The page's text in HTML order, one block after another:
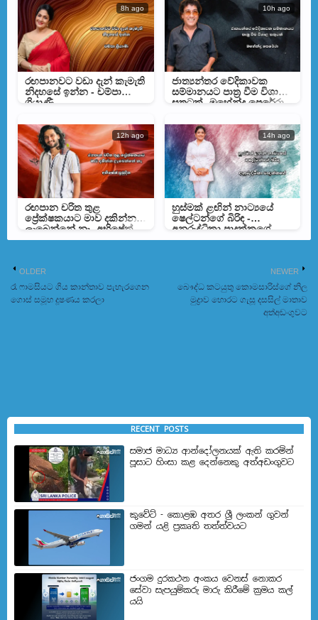
8h ago
රඟපානවට වඩා දැන් කැමැති
නිදහසේ ඉන්න - චම්පා
ශ්‍රියාණී
10h ago
ජාත්‍යන්තර වේදිකාවක
සම්මානයට පාත්‍ර වීම විශාල
සතුටක් -මහේන්ද්‍ර පෙරේරා
12h ago
රඟපාන චරිත තුළ
ප්‍රේක්ෂකයාට මාව දකින්න
ලැබෙන්නේ නෑ -අභිෂේක්
ප්‍රමුදිත
14h ago
හුස්මක් ළඟින් නාට්‍යයේ
ෂෙල්ටන්ගේ බිරිඳ -
අනුරුද්ධිකා පාදුක්කගේ
NEWER
බෞද්ධ කට­යුතු කොම­සා­රිස්ගේ නිල
මුද්‍රාව හොරට ගැසූ දස­සිල් මාතා­ව
අත්අඩංගුවට
OLDER
රෑ ෆාමසියට ගිය කාන්තාව පැහැ­ර­ගෙන
ගොස් සමූහ දූෂ­ණ­ය­ කරලා
RECENT POSTS
සමාජ මාධ්‍ය ආන්දෝලනයක් ඇති කරමින්
පූසාට හිංසා කළ දෙන්නෙකු අත්අඩංගුවට
කුවේට් - කොළඹ අතර ශ්‍රී ලංකන් ගුවන්
ගමන් යළි ප්‍රකෘති තත්ත්වයට
ජංගම දුරකථන අංකය වෙනස් නොකර
සේවා සැපයුම්කරු මාරු කිරීමේ ක්‍රමය කල්
යයි